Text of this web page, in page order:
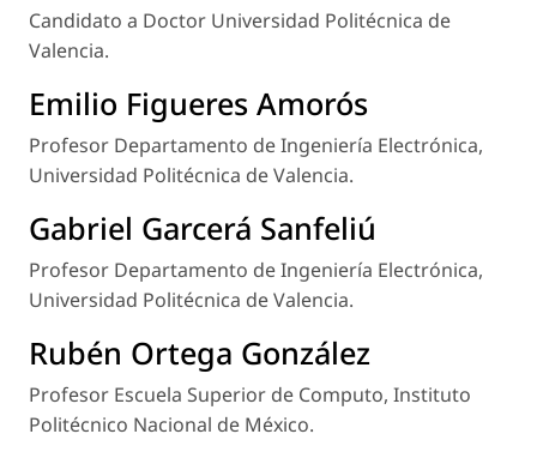
Candidato a Doctor Universidad Politécnica de
Valencia.
Emilio Figueres Amorós
Profesor Departamento de Ingeniería Electrónica,
Universidad Politécnica de Valencia.
Gabriel Garcerá Sanfeliú
Profesor Departamento de Ingeniería Electrónica,
Universidad Politécnica de Valencia.
Rubén Ortega González
Profesor Escuela Superior de Computo, Instituto
Politécnico Nacional de México.